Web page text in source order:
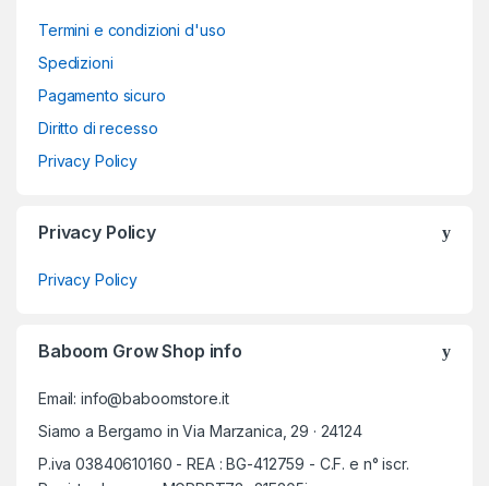
Termini e condizioni d'uso
Spedizioni
Pagamento sicuro
Diritto di recesso
Privacy Policy
Privacy Policy
Privacy Policy
Baboom Grow Shop info
Email: info@baboomstore.it
Siamo a Bergamo in Via Marzanica, 29 · 24124
P.iva 03840610160 - REA : BG-412759 - C.F. e n° iscr.